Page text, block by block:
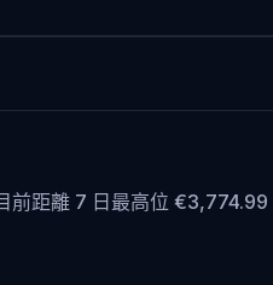
前距離 7 日最高位 €3,774.99